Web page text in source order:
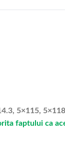
5×115,
faptului ca